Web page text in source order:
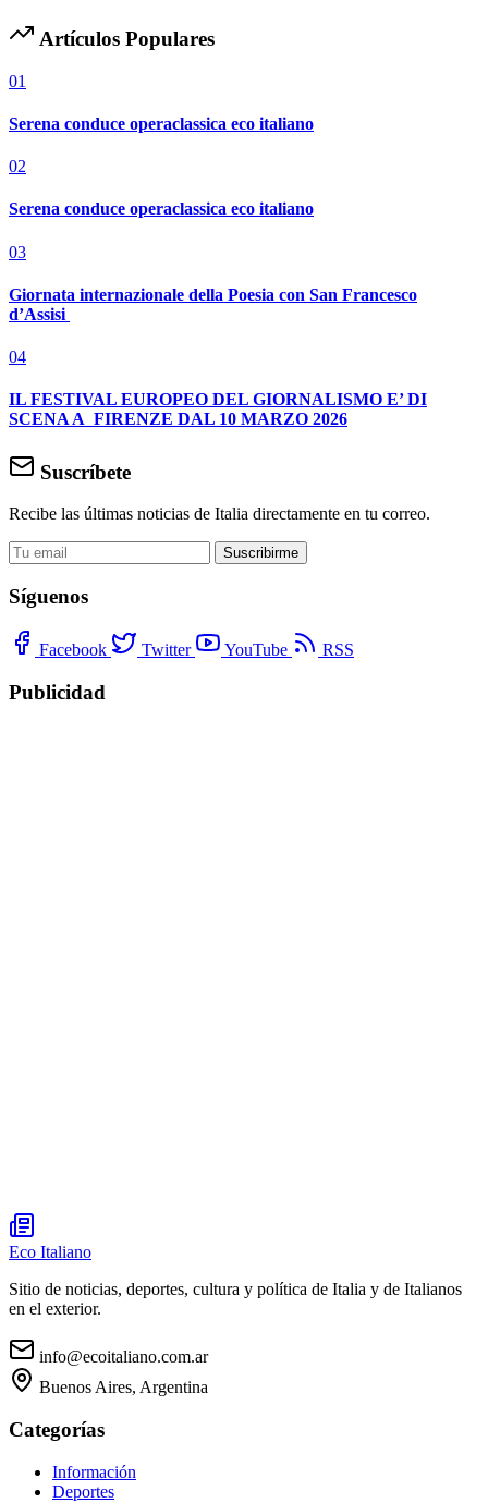
Artículos Populares
01
Serena conduce operaclassica eco italiano
02
Serena conduce operaclassica eco italiano
03
Giornata internazionale della Poesia con San Francesco
d’Assisi
04
IL FESTIVAL EUROPEO DEL GIORNALISMO E’ DI
SCENA A FIRENZE DAL 10 MARZO 2026
Suscríbete
Recibe las últimas noticias de Italia directamente en tu correo.
Suscribirme
Síguenos
Facebook Twitter YouTube RSS
Publicidad
Eco Italiano
Sitio de noticias, deportes, cultura y política de Italia y de Italianos
en el exterior.
info@ecoitaliano.com.ar
Buenos Aires, Argentina
Categorías
Información
Deportes